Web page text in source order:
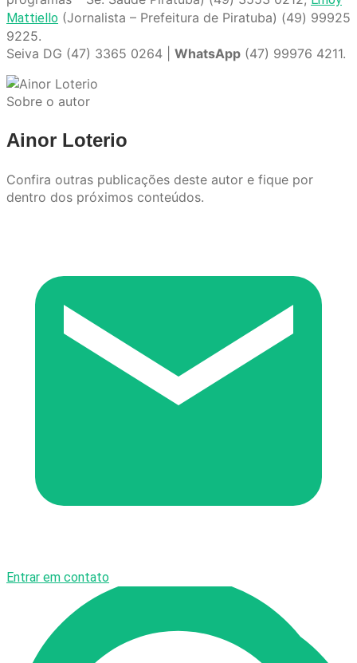
Mattiello (Jornalista – Prefeitura de Piratuba) (49) 99925
9225.
Seiva DG (47) 3365 0264 | WhatsApp (47) 99976 4211.
Sobre o autor
Ainor Loterio
Confira outras publicações deste autor e fique por
dentro dos próximos conteúdos.
Entrar em contato